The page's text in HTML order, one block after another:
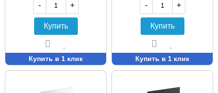
-
+
Купить
Купить в 1 клик
-
+
Купить
Купить в 1 клик